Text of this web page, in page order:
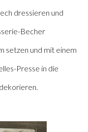
dressieren und
Becher
setzen und mit einem
Presse in die